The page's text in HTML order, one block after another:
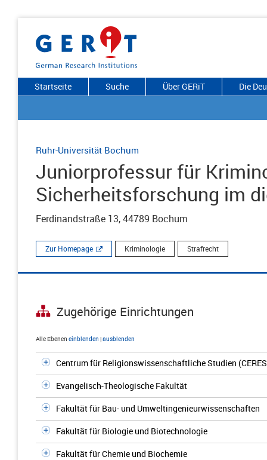
Startseite Suche Über GERiT Die
Ruhr-Universität Bochum
Juniorprofessur für
Sicherheitsforschung im
Ferdinandstraße 13, 44789 Bochum
Zur Homepage Kriminologie Strafrecht
Zugehörige Einrichtungen
Alle Ebenen einblenden |ausblenden
Centrum für Religionswissenschaftliche Studien
Evangelisch-Theologische Fakultät
Fakultät für Bau- und Umweltingenieurwissenschaften
Fakultät für Biologie und Biotechnologie
Fakultät für Chemie und Biochemie